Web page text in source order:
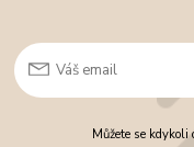
Můžete se